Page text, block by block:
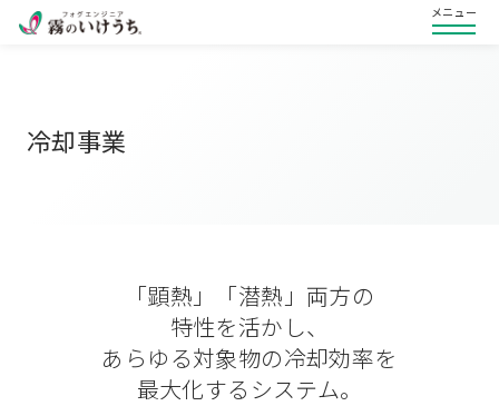
メニュー
冷却事業
「顕熱」「潜熱」両方の
特性を活かし、
あらゆる対象物の冷却効率を
最大化するシステム。